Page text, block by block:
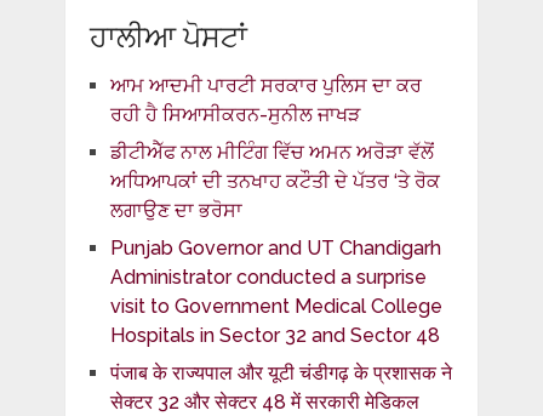
ਹਾਲੀਆ ਪੋਸਟਾਂ
ਆਮ ਆਦਮੀ ਪਾਰਟੀ ਸਰਕਾਰ ਪੁਲਿਸ ਦਾ ਕਰ
ਰਹੀ ਹੈ ਸਿਆਸੀਕਰਨ-ਸੁਨੀਲ ਜਾਖੜ
ਡੀਟੀਐੱਫ ਨਾਲ ਮੀਟਿੰਗ ਵਿੱਚ ਅਮਨ ਅਰੋੜਾ ਵੱਲੋਂ
ਅਧਿਆਪਕਾਂ ਦੀ ਤਨਖਾਹ ਕਟੌਤੀ ਦੇ ਪੱਤਰ ‘ਤੇ ਰੋਕ
ਲਗਾਉਣ ਦਾ ਭਰੋਸਾ
Punjab Governor and UT Chandigarh
Administrator conducted a surprise
visit to Government Medical College
Hospitals in Sector 32 and Sector 48
पंजाब के राज्यपाल और यूटी चंडीगढ़ के प्रशासक ने
सेक्टर 32 और सेक्टर 48 में सरकारी मेडिकल